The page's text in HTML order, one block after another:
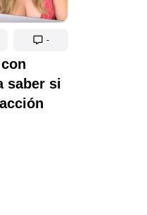
-
saber si